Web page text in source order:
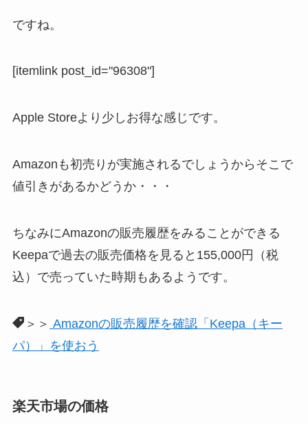
ですね。
[itemlink post_id="96308"]
Apple Storeより少しお得な感じです。
Amazonも初売りが実施されるでしょうからそこで
値引きがあるかどうか・・・
ちなみにAmazonの販売履歴をみることができる
Keepaで過去の販売価格を見ると155,000円（税
込）で売っていた時期もあるようです。
＞＞ Amazonの販売履歴を確認「Keepa（キー
パ）」を使おう
楽天市場の価格